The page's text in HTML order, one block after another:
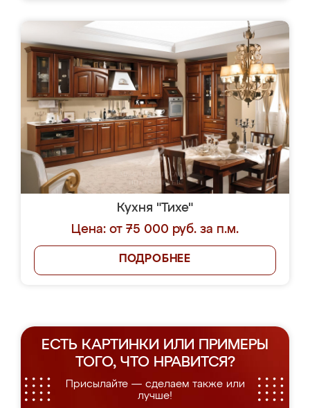
Кухня "Тихе"
Цена: от 75 000 руб. за п.м.
ПОДРОБНЕЕ
ЕСТЬ КАРТИНКИ ИЛИ ПРИМЕРЫ
ТОГО, ЧТО НРАВИТСЯ?
Присылайте — сделаем также или
лучше!